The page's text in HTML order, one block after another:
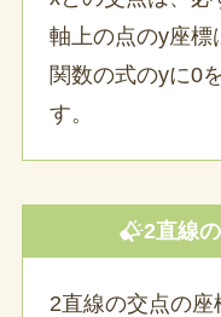
軸上の点のy座標
関数の式のyに0
す。
2直線
2直線の交点の